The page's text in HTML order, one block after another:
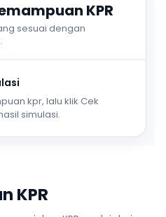
KPR
sesuai dengan
kpr, lalu klik Cek
simulasi.
KPR